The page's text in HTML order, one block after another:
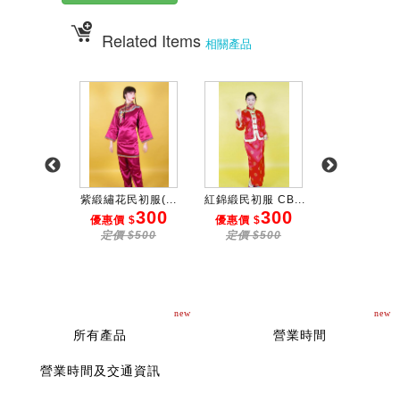
Related Items 相關產品
紫緞繡花民初服(...
優惠價 $300
定價 $500
紅錦緞民初服 CB...
優惠價 $300
定價 $500
new
所有產品
new
營業時間
營業時間及交通資訊